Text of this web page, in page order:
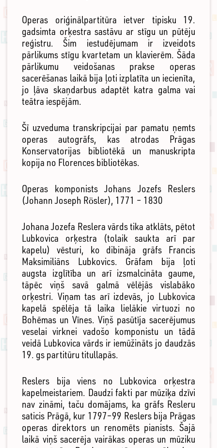
Operas oriģinālpartitūra ietver tipisku 19.
gadsimta orķestra sastāvu ar stīgu un pūtēju
reģistru. Šim iestudējumam ir izveidots
pārlikums stīgu kvartetam un klavierēm. Šāda
pārlikumu veidošanas prakse operas
sacerēšanas laikā bija ļoti izplatīta un iecienīta,
jo ļāva skaņdarbus adaptēt katra galma vai
teātra iespējām.
Šī uzveduma transkripcijai par pamatu ņemts
operas autogrāfs, kas atrodas Prāgas
Konservatorijas bibliotēkā un manuskripta
kopija no Florences bibliotēkas.
Operas komponists Johans Jozefs Reslers
(Johann Joseph Rösler), 1771 – 1830
Johana Jozefa Reslera vārds tika atklāts, pētot
Lubkovica orķestra (tolaik saukta arī par
kapelu) vēsturi, ko dibināja grāfs Francis
Maksimiliāns Lubkovics. Grāfam bija ļoti
augsta izglītība un arī izsmalcināta gaume,
tāpēc viņš savā galmā vēlējās vislabāko
orķestri. Viņam tas arī izdevās, jo Lubkovica
kapelā spēlēja tā laika lielākie virtuozi no
Bohēmas un Vīnes. Viņš pasūtīja sacerējumus
veselai virknei vadošo komponistu un tādā
veidā Lubkovica vārds ir iemūžināts jo daudzās
19. gs partitūru titullapās.
Reslers bija viens no Lubkovica orķestra
kapelmeistariem. Daudzi fakti par mūziķa dzīvi
nav zināmi, taču domājams, ka grāfs Resleru
saticis Prāgā, kur 1797–99 Reslers bija Prāgas
operas direktors un renomēts pianists. Šajā
laikā viņš sacerēja vairākas operas un mūziku